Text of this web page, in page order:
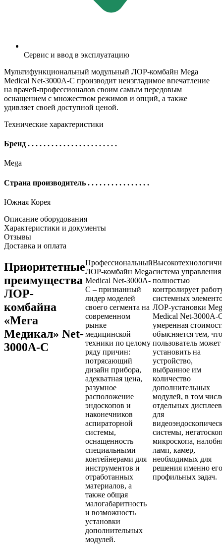
Сервис и ввод в эксплуатацию
Мультифункциональный модульный ЛОР-комбайн Mega
Medical Net-3000A-C производит неизгладимое впечатление
на врачей-профессионалов своим самым передовым
оснащением с множеством режимов и опций, а также
удивляет своей доступной ценой.
Технические характеристики
Бренд . . . . . . . . . . . . . . . . . . . . . . .
Mega
Страна производитель . . . . . . . . . . . . . . . .
Южная Корея
Описание оборудования
Характеристики и документы
Отзывы
Доставка и оплата
Приоритетные
преимущества
ЛОР-
комбайна
«Мега
Медикал» Net-
3000A-C
Профессиональный
ЛОР-комбайн Mega
Medical Net-3000A-
C – признанный
лидер моделей
своего сегмента на
современном
рынке
медицинской
техники по целому
ряду причин:
потрясающий
дизайн прибора,
адекватная цена,
разумное
расположение
эндоскопов и
наконечников
аспираторной
системы,
оснащенность
специальными
контейнерами для
инструментов и
отработанных
материалов, а
также общая
малогабаритность
и возможность
установки
дополнительных
модулей.
система управления
полностью
контролирует
системных
ЛОР-установки
Medical Net-3000A-
умеренная
объясняется тем, что
пользователь может
установить на
устройство,
выбранное им
количество
дополнительных
модулей, в том
отдельных дисплеев
для
системы,
микроскопа,
ламп, камер,
необходимых для
решения именно его
профильных задач.